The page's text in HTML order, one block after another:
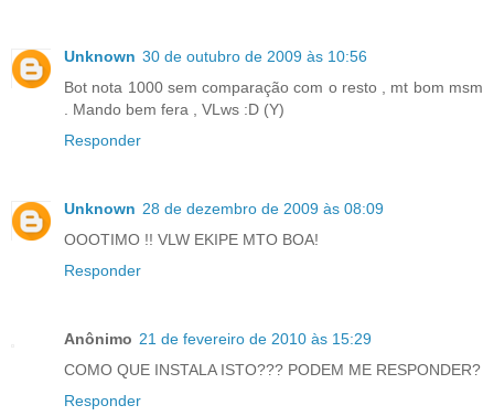
Unknown 30 de outubro de 2009 às 10:56
Bot nota 1000 sem comparação com o resto , mt bom msm
. Mando bem fera , VLws :D (Y)
Responder
Unknown 28 de dezembro de 2009 às 08:09
OOOTIMO !! VLW EKIPE MTO BOA!
Responder
Anônimo 21 de fevereiro de 2010 às 15:29
COMO QUE INSTALA ISTO??? PODEM ME RESPONDER?
Responder